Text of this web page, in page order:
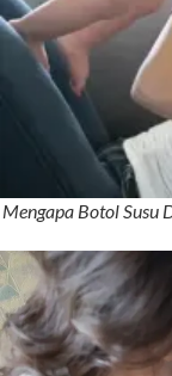
Mengapa Botol Susu